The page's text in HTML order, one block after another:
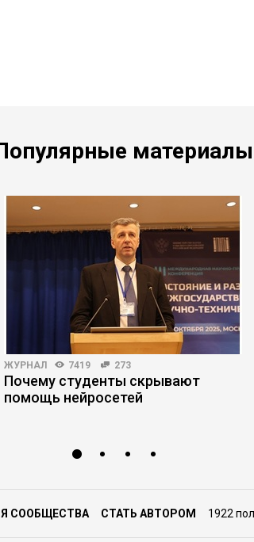
материалы
ЖУРНАЛ 7419 273
Почему студенты скрывают
помощь нейросетей
СООБЩЕСТВА СТАТЬ АВТОРОМ 1922